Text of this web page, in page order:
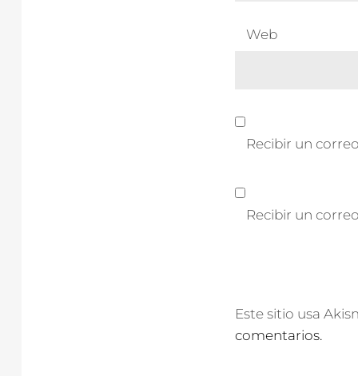
Web
Recibir un
Recibir un
Este sitio usa
comentarios.